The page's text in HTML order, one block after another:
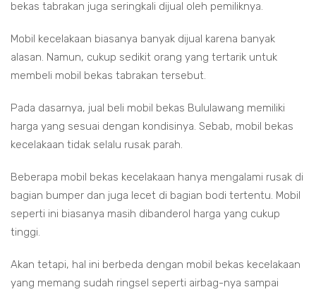
bekas tabrakan juga seringkali dijual oleh pemiliknya.
Mobil kecelakaan biasanya banyak dijual karena banyak
alasan. Namun, cukup sedikit orang yang tertarik untuk
membeli mobil bekas tabrakan tersebut.
Pada dasarnya, jual beli mobil bekas Bululawang memiliki
harga yang sesuai dengan kondisinya. Sebab, mobil bekas
kecelakaan tidak selalu rusak parah.
Beberapa mobil bekas kecelakaan hanya mengalami rusak di
bagian bumper dan juga lecet di bagian bodi tertentu. Mobil
seperti ini biasanya masih dibanderol harga yang cukup
tinggi.
Akan tetapi, hal ini berbeda dengan mobil bekas kecelakaan
yang memang sudah ringsel seperti airbag-nya sampai